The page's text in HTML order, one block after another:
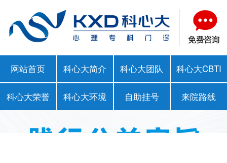
网站首页 科心大简介 科心大团队 科心大CBTI
科心大荣誉 科心大环境 自助挂号 来院路线